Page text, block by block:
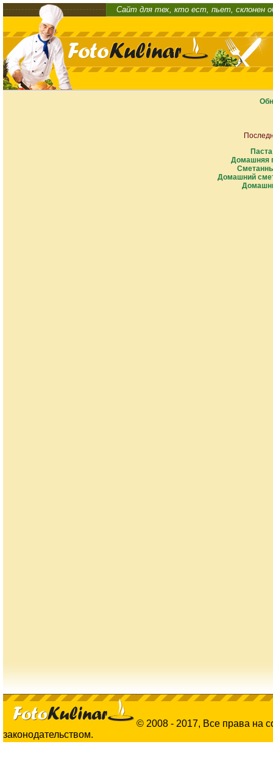
Сайт для тех, кто ест, пьет, склонен
Домашняя
Домашний
© 2008 - 2017, Все права на
законодательством.